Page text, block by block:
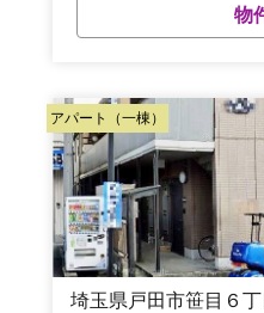
物
アパート（一棟）
埼玉県戸田市笹目６